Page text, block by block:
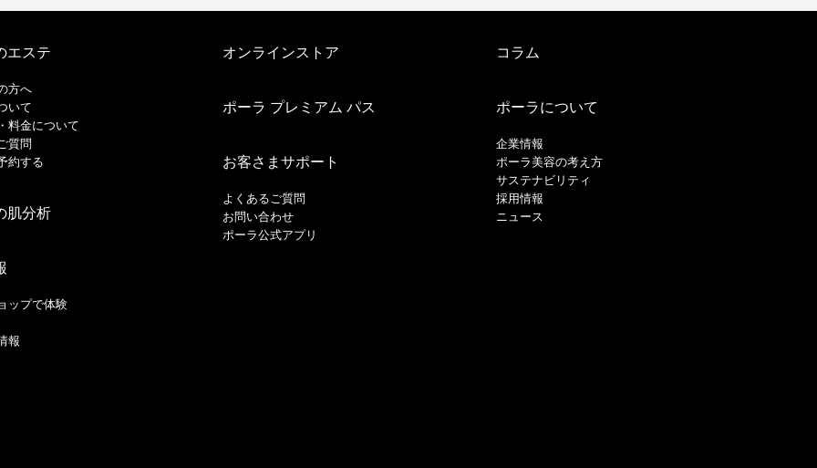
エステ
方へ
いて
料金について
質問
約する
肌分析
ップで体験
報
オンラインストア
ポーラ プレミアム パス
お客さまサポート
よくあるご質問
お問い合わせ
ポーラ公式アプリ
コラム
ポーラについて
企業情報
ポーラ美容の考え方
サステナビリティ
採用情報
ニュース